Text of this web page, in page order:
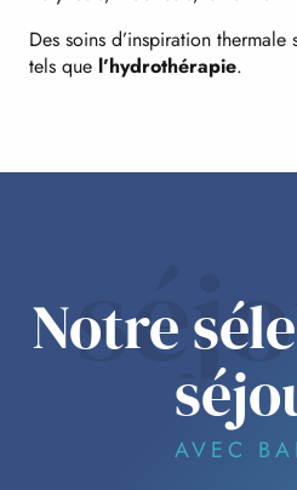
Des soins d’inspiration
tels que l’hydrothérapie.
Notre
AVEC